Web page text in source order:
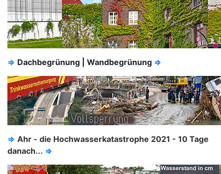
⇒ Dachbegrünung | Wandbegrünung ⇒
⇒ Ahr - die Hochwasserkatastrophe 2021 - 10 Tage
danach... ⇒